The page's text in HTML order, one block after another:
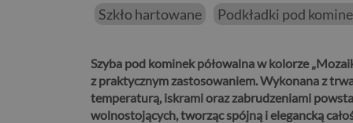
Szkło hartowane Podkładki pod
Szyba pod kominek półowalna w kolorze
z praktycznym zastosowaniem.Wykonana z
temperaturą, iskrami oraz zabrudzeniami
wolnostojących, tworząc spójną i elegancką